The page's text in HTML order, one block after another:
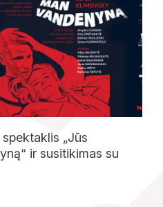
„Jūs
ir susitikimas su